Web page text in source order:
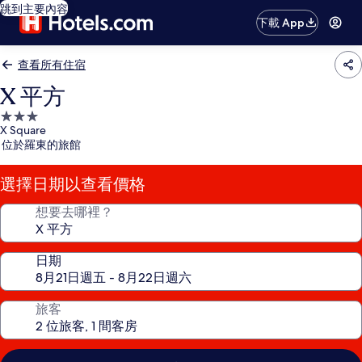
跳到主要內容
下載 App
查看所有住宿
X 平方
3.0
星
級
住
宿
X Square
位於羅東的旅館
選擇日期以查看價格
想要去哪裡？
日期
旅客